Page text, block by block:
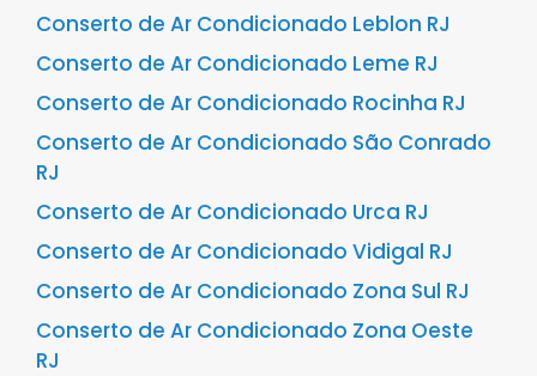
Conserto de Ar Condicionado Leblon RJ
Conserto de Ar Condicionado Leme RJ
Conserto de Ar Condicionado Rocinha RJ
Conserto de Ar Condicionado São Conrado
RJ
Conserto de Ar Condicionado Urca RJ
Conserto de Ar Condicionado Vidigal RJ
Conserto de Ar Condicionado Zona Sul RJ
Conserto de Ar Condicionado Zona Oeste
RJ